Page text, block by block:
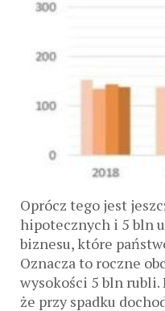
Oprócz tego jest
hipotecznych i 5 bln
biznesu, które
Oznacza to roczne
wysokości 5 bln rubli.
że przy spadku